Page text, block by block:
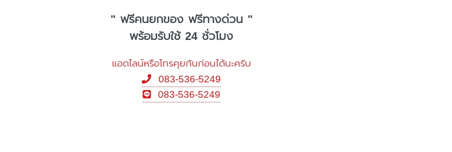
" ฟรีคนยกของ ฟรีทางด่วน "
พร้อมรับใช้ 24 ชั่วโมง
แอดไลน์หรือโทรคุยกันก่อนได้นะครับ
083-536-5249
083-536-5249